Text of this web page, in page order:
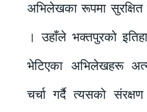
अभिलेखका रूपमा
। उहाँले भक्तपुरको
भेटिएका अभिलेखहरू
चर्चा गर्दै त्यसको